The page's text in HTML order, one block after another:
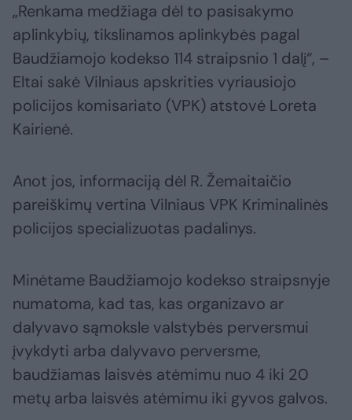
„Renkama medžiaga dėl to pasisakymo
aplinkybių, tikslinamos aplinkybės pagal
Baudžiamojo kodekso 114 straipsnio 1 dalį“, –
Eltai sakė Vilniaus apskrities vyriausiojo
policijos komisariato (VPK) atstovė Loreta
Kairienė.
Anot jos, informaciją dėl R. Žemaitaičio
pareiškimų vertina Vilniaus VPK Kriminalinės
policijos specializuotas padalinys.
Minėtame Baudžiamojo kodekso straipsnyje
numatoma, kad tas, kas organizavo ar
dalyvavo sąmoksle valstybės perversmui
įvykdyti arba dalyvavo perversme,
baudžiamas laisvės atėmimu nuo 4 iki 20
metų arba laisvės atėmimu iki gyvos galvos.